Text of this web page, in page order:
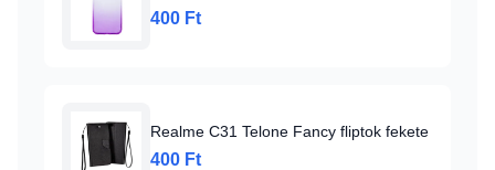
400 Ft
Realme C31 Telone Fancy fliptok fekete
400 Ft